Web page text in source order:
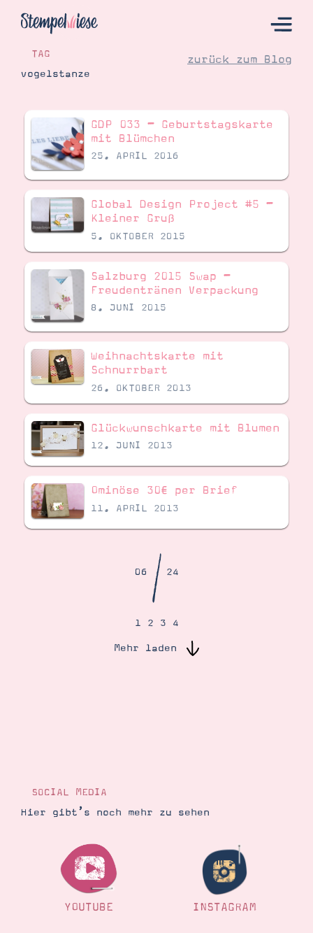
Hier Starten
Katalog
Bestellen
Kontakt
Angebote
Demonstrator werden
Blog
Gutscheine
Produkte erklärt
Über mich
Über Stampin’ Up!
Ordnungstipps
TAG
vogelstanze
zurück zum Blog
GDP 033 – Geburtstagskarte
mit Blümchen
25. APRIL 2016
Global Design Project #5 –
Kleiner Gruß
5. OKTOBER 2015
Salzburg 2015 Swap –
Freudentränen Verpackung
8. JUNI 2015
Weihnachtskarte mit
Schnurrbart
26. OKTOBER 2013
Glückwunschkarte mit Blumen
12. JUNI 2013
Ominöse 30€ per Brief
11. APRIL 2013
06/24
1 2 3 4
Mehr laden
SOCIAL MEDIA
Hier gibt’s noch mehr zu sehen
YOUTUBE INSTAGRAM